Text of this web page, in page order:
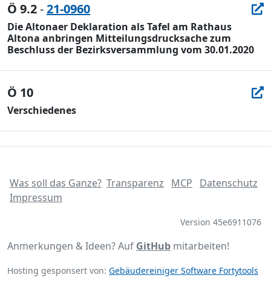
Ö 9.2-21-0960
Die Altonaer Deklaration als Tafel am Rathaus
Altona anbringen Mitteilungsdrucksache zum
Beschluss der Bezirksversammlung vom 30.01.2020
Ö 10
Verschiedenes
Was soll das Ganze? Transparenz MCP
Datenschutz
Impressum
Version 45e6911076
Anmerkungen & Ideen? Auf GitHub mitarbeiten!
Hosting gesponsert von: Gebäudereiniger Software Fortytools